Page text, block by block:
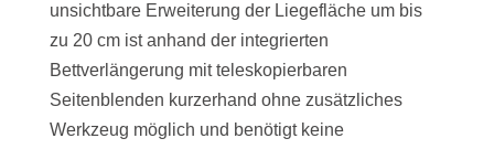
unsichtbare Erweiterung der Liegefläche um bis
zu 20 cm ist anhand der integrierten
Bettverlängerung mit teleskopierbaren
Seitenblenden kurzerhand ohne zusätzliches
Werkzeug möglich und benötigt keine